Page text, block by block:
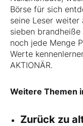
Börse für sich
seine Leser
sieben
noch jede Menge
Werte
AKTIONÄR.
Weitere Themen
Zurück zu